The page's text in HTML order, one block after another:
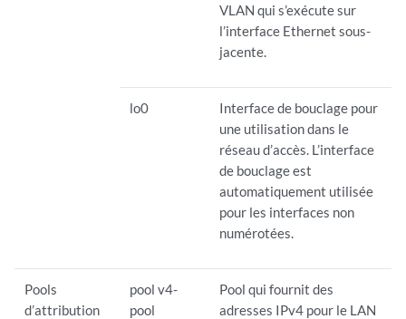
VLAN qui s’exécute sur
l’interface Ethernet sous-
jacente.
lo0
Interface de bouclage pour
une utilisation dans le
réseau d’accès. L’interface
de bouclage est
automatiquement utilisée
pour les interfaces non
numérotées.
Pools
d’attribution
pool v4-
pool
Pool qui fournit des
adresses IPv4 pour le LAN